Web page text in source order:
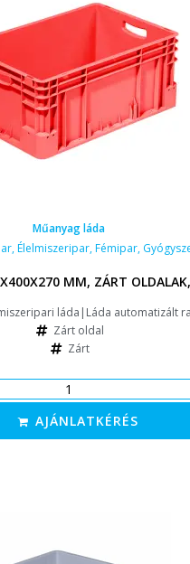
Műanyag láda
,Élelmiszeripar,Fémipar,
MM, ZÁRT
láda|Láda automatizált
Zárt oldal
Zárt
AJÁNLATKÉRÉS